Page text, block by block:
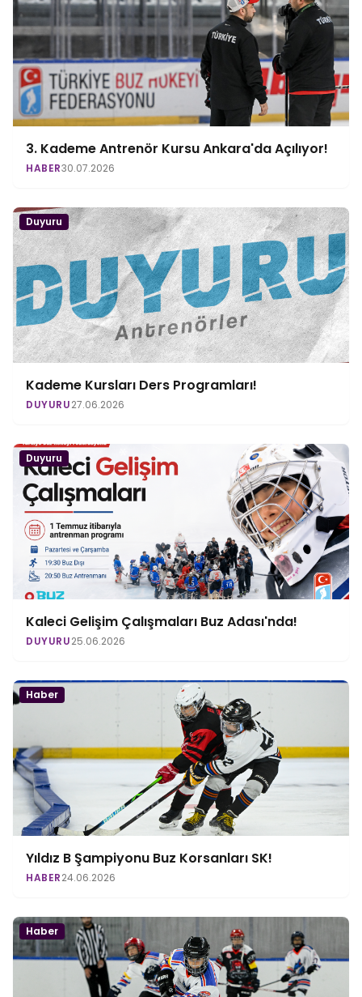
3. Kademe Antrenör Kursu Ankara'da Açılıyor!
HABER30.07.2026
Duyuru
Kademe Kursları Ders Programları!
DUYURU27.06.2026
Duyuru
Kaleci Gelişim Çalışmaları Buz Adası'nda!
DUYURU25.06.2026
Haber
Yıldız B Şampiyonu Buz Korsanları SK!
HABER24.06.2026
Haber